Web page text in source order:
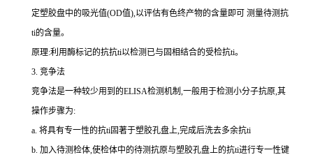
定塑胶盘中的吸光值(OD值),以评估有色终产物的含量即可 测量待测抗
ti的含量。
原理:利用酶标记的抗抗ti以检测已与固相结合的受检抗ti。
3. 竞争法
竞争法是一种较少用到的ELISA检测机制,一般用于检测小分子抗原,其
操作步骤为:
a. 将具有专一性的抗ti固著于塑胶孔盘上,完成后洗去多余抗ti
b. 加入待测检体,使检体中的待测抗原与塑胶孔盘上的抗ti进行专一性键